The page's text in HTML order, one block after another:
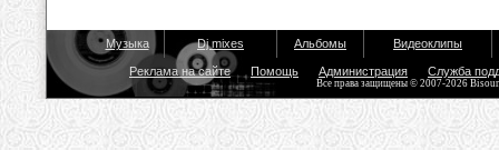
Музыка Dj mixes Альбомы Видеоклипы
Реклама на сайте Помощь Администрация Служба
Все права защищены © 2007-2026